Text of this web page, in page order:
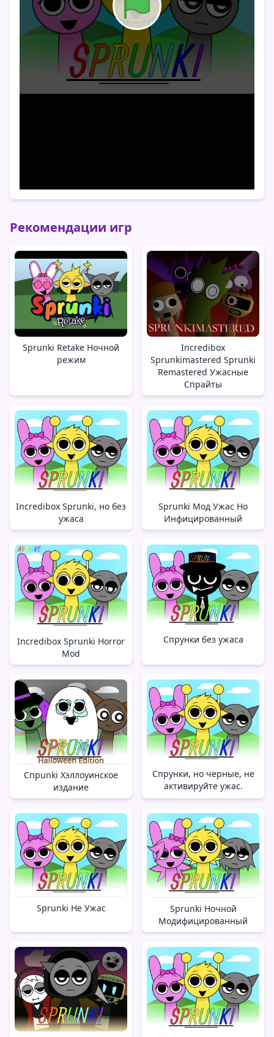
Рекомендации игр
Sprunki Retake Ночной
режим
Incredibox
Sprunkimastered Sprunki
Remastered Ужасные
Спрайты
Incredibox Sprunki, но без
ужаса
Sprunki Мод Ужас Но
Инфицированный
Incredibox Sprunki Horror
Mod
Спрунки без ужаса
Спрunki Хэллоуинское
издание
Спрунки, но черные, не
активируйте ужас.
Sprunki Не Ужас
Sprunki Ночной
Модифицированный